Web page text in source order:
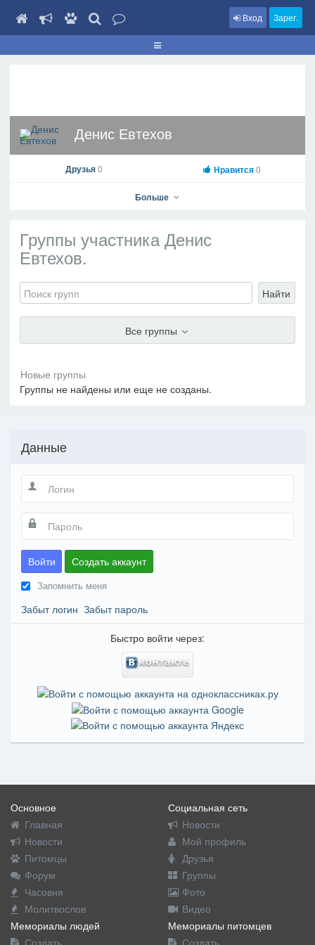
Вход Зарег.
Денис Евтехов
На профиль
В друзья Написать сообщение
Друзья0 Нравится0
Больше
Группы участника Денис
Евтехов.
Найти
Все группы
Группы не найдены или еще не созданы.
Данные
Войти Создать аккаунт
Запомнить меня
Забыт логин Забыт пароль
Быстро войти через:
Основное
Главная
Новости
Питомцы
Форум
Часовня
Молитвослов
Социальная сеть
Новости
Мой профиль
Друзья
Группы
Фото
Видео
Мемориалы людей
Мемориалы питомцев